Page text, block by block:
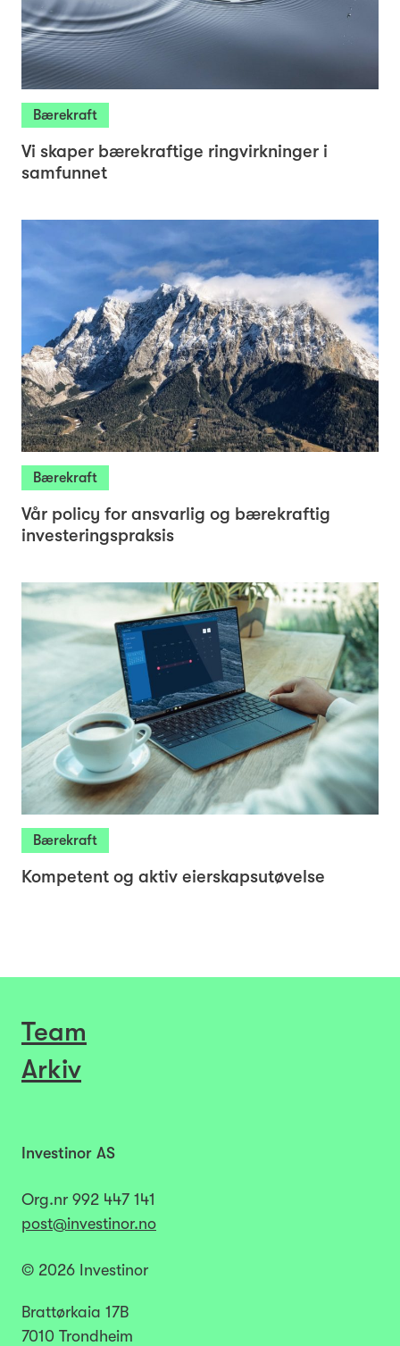
© 2026 Investinor
Arkiv Cookie Policy
Bærekraft
Vi skaper bærekraftige ringvirkninger i
samfunnet
Bærekraft
Vår policy for ansvarlig og bærekraftig
investeringspraksis
Bærekraft
Kompetent og aktiv eierskapsutøvelse
Team
Arkiv
Investinor AS
Org.nr 992 447 141​​​
post@investinor.no
© 2026 Investinor
Brattørkaia 17B
7010 Trondheim